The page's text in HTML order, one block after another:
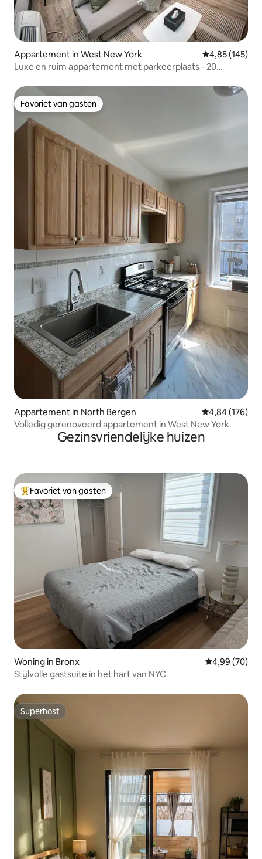
Appartement in West New York Gemiddelde
4,85 (145)
Luxe en ruim appartement met parkeerplaats - 20
Favoriet van gasten
Favoriet van gasten
Appartement in North Bergen Gemiddelde
4,84 (176)
Volledig gerenoveerd appartement in West New York
Gezinsvriendelijke huizen
Topfavoriet van gasten
Favoriet van gasten
Woning in Bronx Gemiddelde
4,99 (70)
Stijlvolle gastsuite in het hart van NYC
Superhost
Superhost